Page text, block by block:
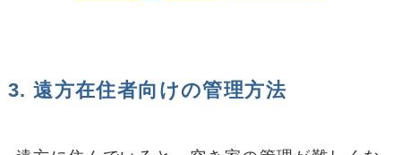
3. 遠方在住者向けの管理方法